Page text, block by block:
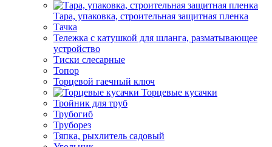
Тара, упаковка, строительная защитная пленка
Тачка
Тележка с катушкой для шланга, разматывающее
устройство
Тиски слесарные
Топор
Торцевой гаечный ключ
Торцевые кусачки
Тройник для труб
Трубогиб
Труборез
Тяпка, рыхлитель садовый